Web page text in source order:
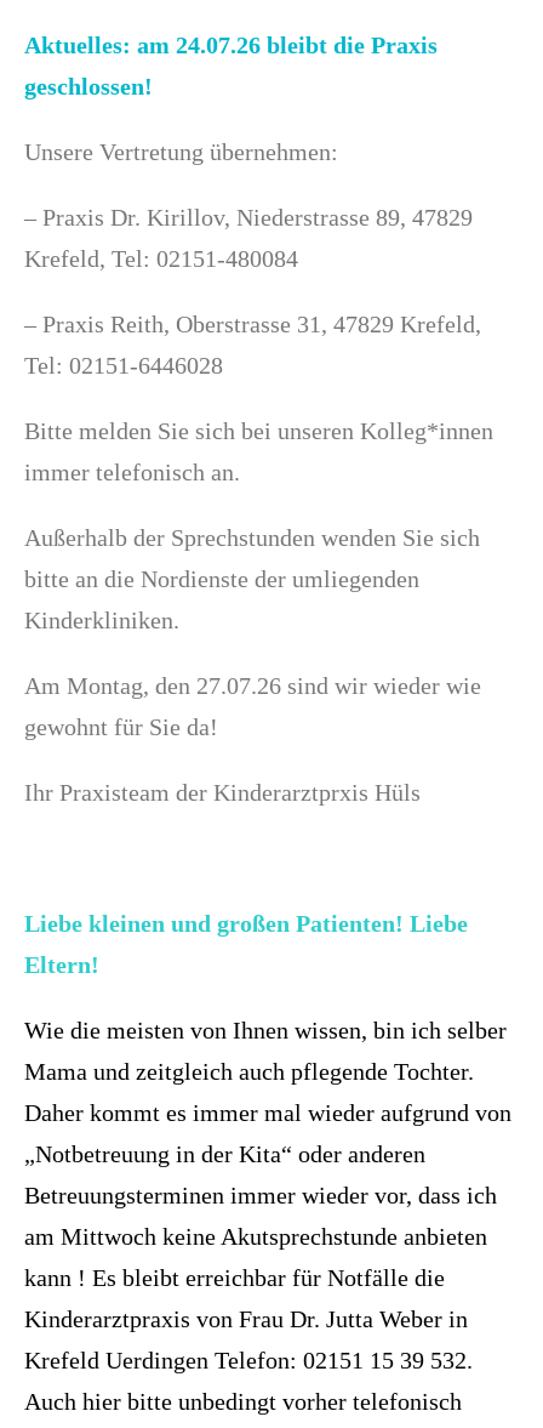
Aktuelles: am 24.07.26 bleibt die Praxis
geschlossen!
Unsere Vertretung übernehmen:
– Praxis Dr. Kirillov, Niederstrasse 89, 47829
Krefeld, Tel: 02151-480084
– Praxis Reith, Oberstrasse 31, 47829 Krefeld,
Tel: 02151-6446028
Bitte melden Sie sich bei unseren Kolleg*innen
immer telefonisch an.
Außerhalb der Sprechstunden wenden Sie sich
bitte an die Nordienste der umliegenden
Kinderkliniken.
Am Montag, den 27.07.26 sind wir wieder wie
gewohnt für Sie da!
Ihr Praxisteam der Kinderarztprxis Hüls
Liebe kleinen und großen Patienten! Liebe
Eltern!
Wie die meisten von Ihnen wissen, bin ich selber
Mama und zeitgleich auch pflegende Tochter.
Daher kommt es immer mal wieder aufgrund von
„Notbetreuung in der Kita“ oder anderen
Betreuungsterminen immer wieder vor, dass ich
am Mittwoch keine Akutsprechstunde anbieten
kann ! Es bleibt erreichbar für Notfälle die
Kinderarztpraxis von Frau Dr. Jutta Weber in
Krefeld Uerdingen Telefon: 02151 15 39 532.
Auch hier bitte unbedingt vorher telefonisch